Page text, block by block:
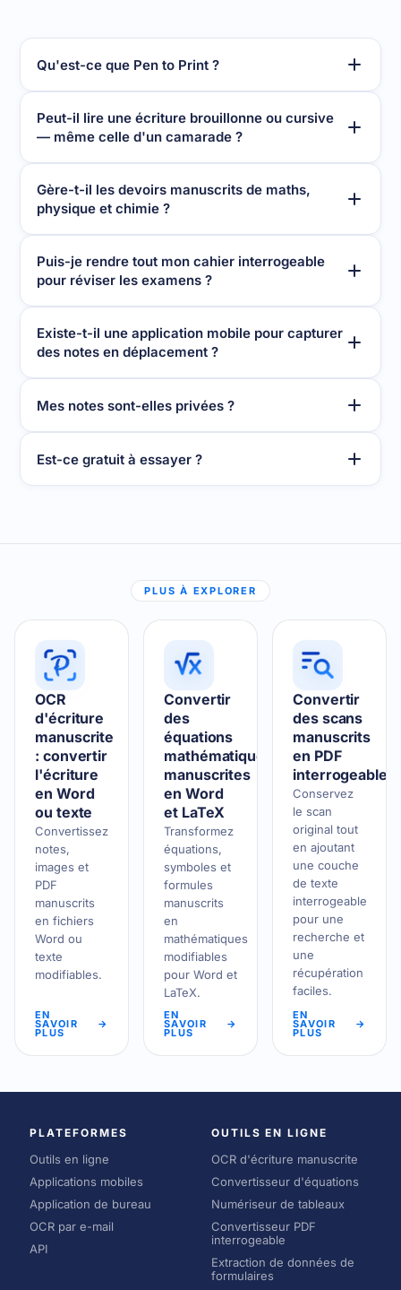
Qu'est-ce que Pen to Print ?
Peut-il lire une écriture brouillonne ou cursive
— même celle d'un camarade ?
Gère-t-il les devoirs manuscrits de maths,
physique et chimie ?
Puis-je rendre tout mon cahier interrogeable
pour réviser les examens ?
Existe-t-il une application mobile pour capturer
des notes en déplacement ?
Mes notes sont-elles privées ?
Est-ce gratuit à essayer ?
PLUS À EXPLORER
OCR
d'écriture
manuscrite
: convertir
l'écriture
en Word
ou texte
Convertissez
notes,
images et
PDF
manuscrits
en fichiers
Word ou
texte
modifiables.
EN
SAVOIR
PLUS
→
Convertir
des
équations
mathématiques
manuscrites
en Word
et LaTeX
Transformez
équations,
symboles et
formules
manuscrits
en
mathématiques
modifiables
pour Word et
LaTeX.
EN
SAVOIR
PLUS
→
Convertir
des scans
manuscrits
en PDF
interrogeable
Conservez
le scan
original tout
en ajoutant
une couche
de texte
interrogeable
pour une
recherche et
une
récupération
faciles.
EN
SAVOIR
PLUS
→
PLATEFORMES
Outils en ligne
Applications mobiles
Application de bureau
OCR par e-mail
API
OUTILS EN LIGNE
OCR d'écriture manuscrite
Convertisseur d'équations
Numériseur de tableaux
Convertisseur PDF
interrogeable
Extraction de données de
formulaires